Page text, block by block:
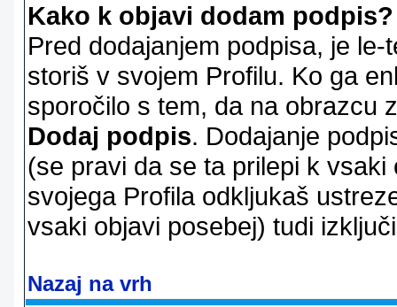
Kako k objavi dodam podpis?
Pred dodajanjem podpisa, je
storiš v svojem Profilu. Ko ga
sporočilo s tem, da na obrazcu
Dodaj podpis. Dodajanje
(se pravi da se ta prilepi k
svojega Profila odkljukaš
vsaki objavi posebej) tudi
Nazaj na vrh